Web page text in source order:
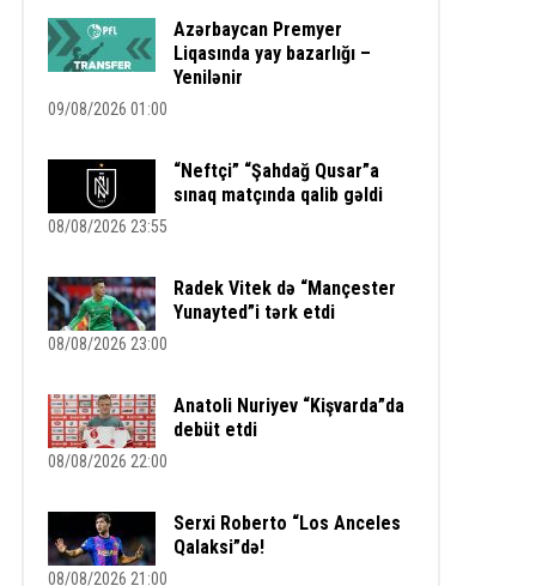
Azərbaycan Premyer
Liqasında yay bazarlığı –
Yenilənir
09/08/2026 01:00
“Neftçi” “Şahdağ Qusar”a
sınaq matçında qalib gəldi
08/08/2026 23:55
Radek Vitek də “Mançester
Yunayted”i tərk etdi
08/08/2026 23:00
Anatoli Nuriyev “Kişvarda”da
debüt etdi
08/08/2026 22:00
Serxi Roberto “Los Anceles
Qalaksi”də!
08/08/2026 21:00